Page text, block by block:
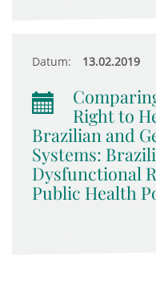
Datum: 13.02.2019
Right to
Brazilian and
Systems:
Dysfunctional
Public Health